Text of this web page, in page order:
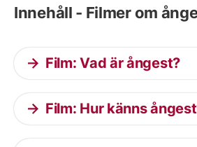
Innehåll - Filmer om
Film: Vad är ångest?
Film: Hur känns